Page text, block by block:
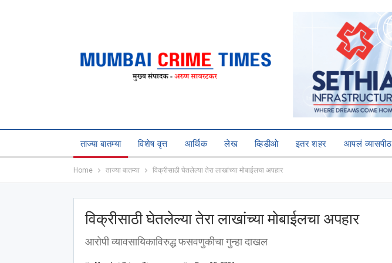
ताज्या बातम्या विशेष वृत्त आर्थिक लेख व्हिडीओ इतर शहर आपलं व्यासपीठ
Home ताज्या बातम्या विक्रीसाठी घेतलेल्या तेरा लाखांच्या मोबाईलचा अपहार
विक्रीसाठी घेतलेल्या तेरा लाखांच्या मोबाईलचा अपहार
आरोपी व्यावसायिकाविरुद्ध फसवणुकीचा गुन्हा दाखल